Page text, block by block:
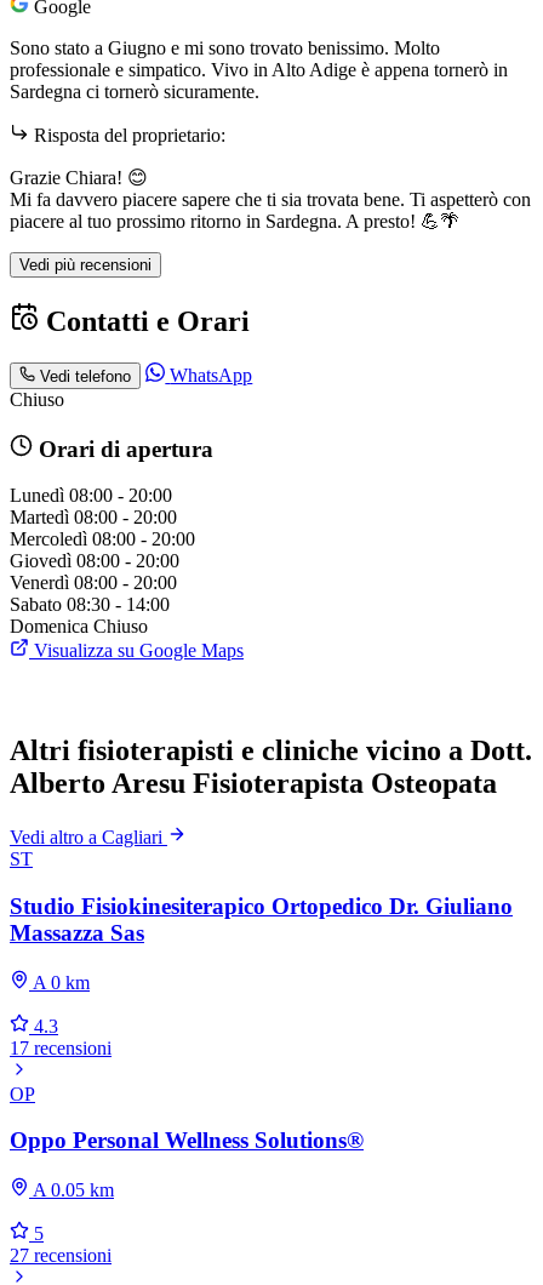
Google
Sono stato a Giugno e mi sono trovato benissimo. Molto
professionale e simpatico. Vivo in Alto Adige è appena tornerò in
Sardegna ci tornerò sicuramente.
Risposta del proprietario:
Grazie Chiara! 😊
Mi fa davvero piacere sapere che ti sia trovata bene. Ti aspetterò con
piacere al tuo prossimo ritorno in Sardegna. A presto! 💪🌴
Vedi più recensioni
Contatti e Orari
Vedi telefono
WhatsApp
Chiuso
Orari di apertura
Lunedì 08:00 - 20:00
Martedì 08:00 - 20:00
Mercoledì 08:00 - 20:00
Giovedì 08:00 - 20:00
Venerdì 08:00 - 20:00
Sabato 08:30 - 14:00
Domenica Chiuso
Visualizza su Google Maps
Altri fisioterapisti e cliniche vicino a Dott.
Alberto Aresu Fisioterapista Osteopata
Vedi altro a Cagliari
ST
Studio Fisiokinesiterapico Ortopedico Dr. Giuliano
Massazza Sas
A 0 km
4.3
17 recensioni
OP
Oppo Personal Wellness Solutions®
A 0.05 km
5
27 recensioni